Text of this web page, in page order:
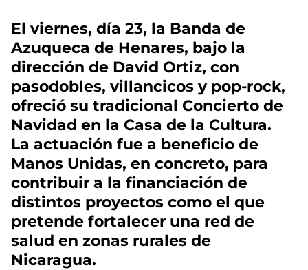
El viernes, día 23, la Banda de
Azuqueca de Henares, bajo la
dirección de David Ortiz, con
pasodobles, villancicos y pop-rock,
ofreció su tradicional Concierto de
Navidad en la Casa de la Cultura.
La actuación fue a beneficio de
Manos Unidas, en concreto, para
contribuir a la financiación de
distintos proyectos como el que
pretende fortalecer una red de
salud en zonas rurales de
Nicaragua.